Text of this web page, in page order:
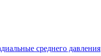
среднего давления